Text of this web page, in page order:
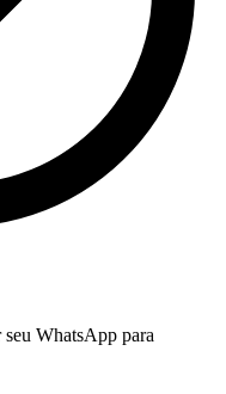
seu WhatsApp para